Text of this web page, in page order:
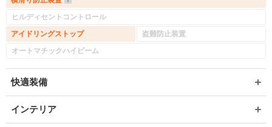
ヒルディセントコントロール
アイドリングストップ
盗難防止装置
オートマチックハイビーム
快適装備
インテリア